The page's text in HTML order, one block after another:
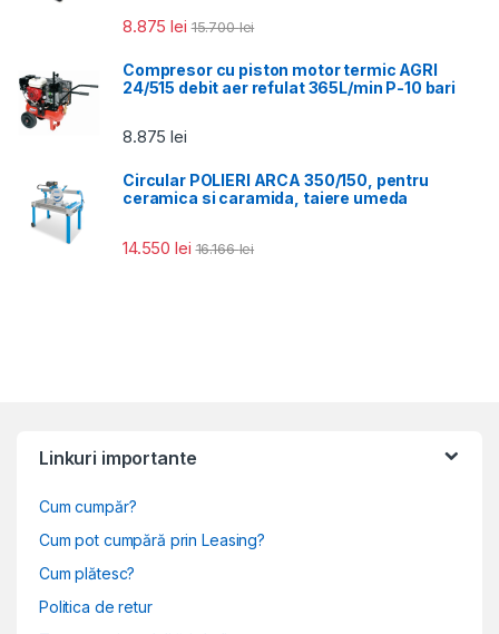
8.875lei 15.700lei
Compresor cu piston motor termic AGRI
24/515 debit aer refulat 365L/min P-10 bari
8.875lei
Circular POLIERI ARCA 350/150, pentru
ceramica si caramida, taiere umeda
14.550lei 16.166lei
Linkuri importante
Cum cumpăr?
Cum pot cumpără prin Leasing?
Cum plătesc?
Politica de retur